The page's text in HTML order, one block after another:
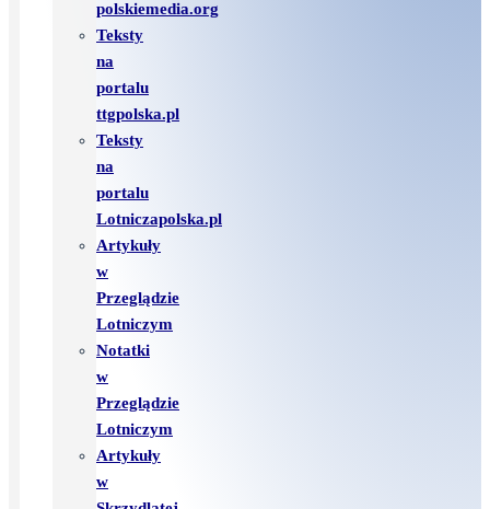
polskiemedia.org
Teksty
na
portalu
ttgpolska.pl
Teksty
na
portalu
Lotniczapolska.pl
Artykuły
w
Przeglądzie
Lotniczym
Notatki
w
Przeglądzie
Lotniczym
Artykuły
w